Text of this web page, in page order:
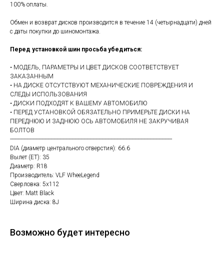
100% оплаты.
Обмен и возврат дисков производится в течение 14 (четырнадцати) дней
с даты покупки до шиномонтажа.
Перед установкой шин просьба убедиться:
• МОДЕЛЬ, ПАРАМЕТРЫ И ЦВЕТ ДИСКОВ СООТВЕТСТВУЕТ
ЗАКАЗАННЫМ
• НА ДИСКЕ ОТСУТСТВУЮТ МЕХАНИЧЕСКИЕ ПОВРЕЖДЕНИЯ И
СЛЕДЫ ИСПОЛЬЗОВАНИЯ
• ДИСКИ ПОДХОДЯТ К ВАШЕМУ АВТОМОБИЛЮ
• ПЕРЕД УСТАНОВКОЙ ОБЯЗАТЕЛЬНО ПРИМЕРЬТЕ ДИСКИ НА
ПЕРЕДНЮЮ И ЗАДНЮЮ ОСЬ АВТОМОБИЛЯ НЕ ЗАКРУЧИВАЯ
БОЛТОВ
------------------------------------------------------------------------------------------------------------
DIA (диаметр центрального отверстия): 66.6
Вылет (ET): 35
Диаметр: R18
Производитель: VLF WheeLegend
Сверловка: 5х112
Цвет: Matt Black
Ширина диска: 8J
Возможно будет интересно